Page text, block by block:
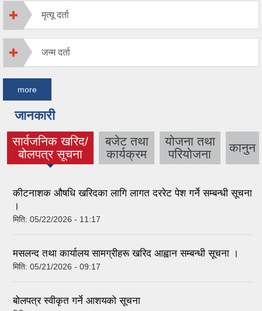
मृत्यू दर्ता
जन्म दर्ता
more
जानकारी
सार्वजनिक खरिद/
बोलपत्र सूचना
(active tab)
बजेट तथा
कार्यक्रम
योजना तथा
परियोजना
कानुन
कीटनाशक औषधि खरिदका लागि लागत दररेट पेश गर्ने सम्बन्धी सूचना
।
मिति: 05/22/2026 - 11:17
मसलन्द तथा कार्यालय सामग्रीहरू खरिद आह्वान सम्बन्धी सूचना ।
मिति: 05/21/2026 - 09:17
बोलपत्र स्वीकृत गर्ने आशयको सूचना